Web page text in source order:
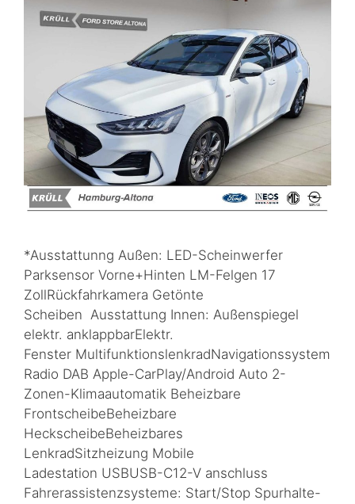
*Ausstattunng Außen: LED-Scheinwerfer
Parksensor Vorne+Hinten LM-Felgen 17
ZollRückfahrkamera Getönte
Scheiben Ausstattung Innen: Außenspiegel
elektr. anklappbarElektr.
Fenster MultifunktionslenkradNavigationssystem
Radio DAB Apple-CarPlay/Android Auto 2-
Zonen-Klimaautomatik Beheizbare
FrontscheibeBeheizbare
HeckscheibeBeheizbares
LenkradSitzheizung Mobile
Ladestation USBUSB-C12-V anschluss
Fahrerassistenzsysteme: Start/Stop Spurhalte-